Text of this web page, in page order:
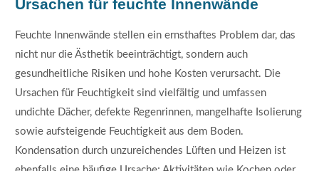
Ursachen für feuchte Innenwände
Feuchte Innenwände stellen ein ernsthaftes Problem dar, das
nicht nur die Ästhetik beeinträchtigt, sondern auch
gesundheitliche Risiken und hohe Kosten verursacht. Die
Ursachen für Feuchtigkeit sind vielfältig und umfassen
undichte Dächer, defekte Regenrinnen, mangelhafte Isolierung
sowie aufsteigende Feuchtigkeit aus dem Boden.
Kondensation durch unzureichendes Lüften und Heizen ist